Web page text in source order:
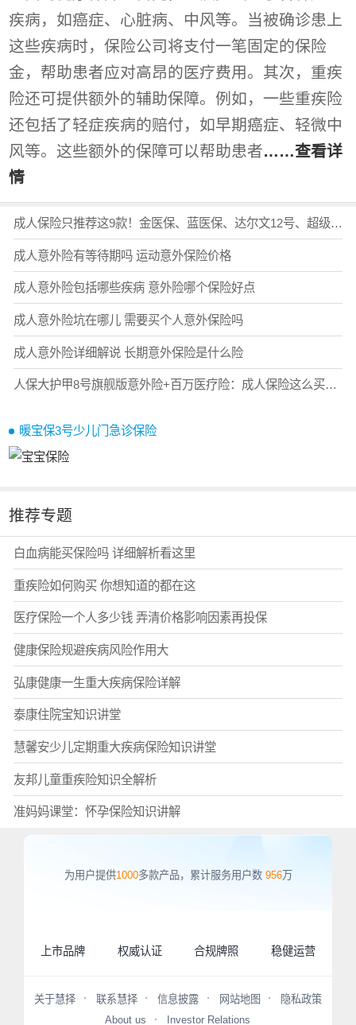
疾病，如癌症、心脏病、中风等。当被确诊患上
这些疾病时，保险公司将支付一笔固定的保险
金，帮助患者应对高昂的医疗费用。其次，重疾
险还可提供额外的辅助保障。例如，一些重疾险
还包括了轻症疾病的赔付，如早期癌症、轻微中
风等。这些额外的保障可以帮助患者……查看详
情
成人保险只推荐这9款！金医保、蓝医保、达尔文12号、超级玛丽16号、小蜜蜂6号...2026成人保险怎么买最实用？超全配置思路！（含投保入口
成人意外险有等待期吗 运动意外保险价格
成人意外险包括哪些疾病 意外险哪个保险好点
成人意外险坑在哪儿 需要买个人意外保险吗
成人意外险详细解说 长期意外保险是什么险
人保大护甲8号旗舰版意外险+百万医疗险：成人保险这么买最实用，在哪里能买？
暖宝保3号少儿门急诊保险
推荐专题
白血病能买保险吗 详细解析看这里
重疾险如何购买 你想知道的都在这
医疗保险一个人多少钱 弄清价格影响因素再投保
健康保险规避疾病风险作用大
弘康健康一生重大疾病保险详解
泰康住院宝知识讲堂
慧馨安少儿定期重大疾病保险知识讲堂
友邦儿童重疾险知识全解析
准妈妈课堂：怀孕保险知识讲解
为用户提供1000多款产品，累计服务用户数 956万
上市品牌 权威认证 合规牌照 稳健运营
关于慧择 联系慧择 信息披露 网站地图
隐私政策
About us
Investor Relations